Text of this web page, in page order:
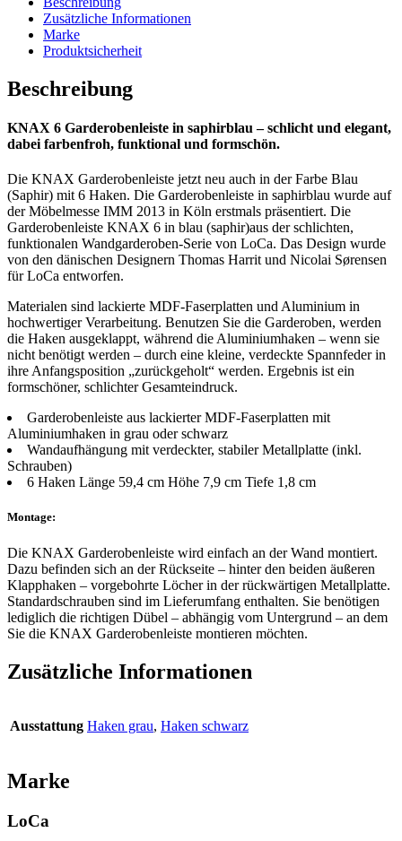
Zusätzliche Informationen
Marke
Produktsicherheit
Beschreibung
KNAX 6 Garderobenleiste in saphirblau – schlicht und elegant,
dabei farbenfroh, funktional und formschön.
Die KNAX Garderobenleiste jetzt neu auch in der Farbe Blau
(Saphir) mit 6 Haken. Die Garderobenleiste in saphirblau wurde auf
der Möbelmesse IMM 2013 in Köln erstmals präsentiert. Die
Garderobenleiste KNAX 6 in blau (saphir)aus der schlichten,
funktionalen Wandgarderoben-Serie von LoCa. Das Design wurde
von den dänischen Designern Thomas Harrit und Nicolai Sørensen
für LoCa entworfen.
Materialen sind lackierte MDF-Faserplatten und Aluminium in
hochwertiger Verarbeitung. Benutzen Sie die Garderoben, werden
die Haken ausgeklappt, während die Aluminiumhaken – wenn sie
nicht benötigt werden – durch eine kleine, verdeckte Spannfeder in
ihre Anfangsposition „zurückgeholt“ werden. Ergebnis ist ein
formschöner, schlichter Gesamteindruck.
Garderobenleiste aus lackierter MDF-Faserplatten mit
Aluminiumhaken in grau oder schwarz
Wandaufhängung mit verdeckter, stabiler Metallplatte (inkl.
Schrauben)
6 Haken Länge 59,4 cm Höhe 7,9 cm Tiefe 1,8 cm
Montage:
Die KNAX Garderobenleiste wird einfach an der Wand montiert.
Dazu befinden sich an der Rückseite – hinter den beiden äußeren
Klapphaken – vorgebohrte Löcher in der rückwärtigen Metallplatte.
Standardschrauben sind im Lieferumfang enthalten. Sie benötigen
lediglich die richtigen Dübel – abhängig vom Untergrund – an dem
Sie die KNAX Garderobenleiste montieren möchten.
Zusätzliche Informationen
Ausstattung Haken grau, Haken schwarz
Marke
LoCa